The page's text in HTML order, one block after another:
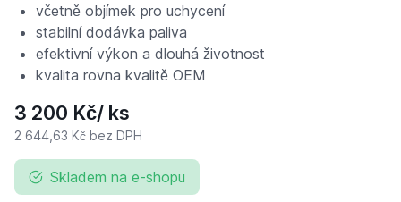
včetně objímek pro uchycení
stabilní dodávka paliva
efektivní výkon a dlouhá životnost
kvalita rovna kvalitě OEM
3 200 Kč/ ks
2 644,63 Kč bez DPH
Skladem na e-shopu